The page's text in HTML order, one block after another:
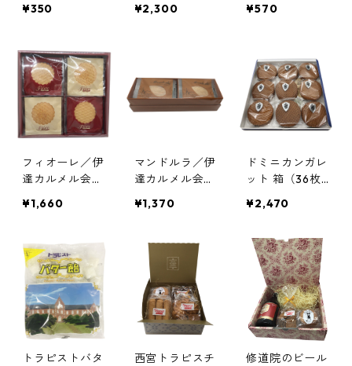
じむ）トラピス
¥350
トラピスチヌ修
¥2,300
道院
¥570
フィオーレ／伊
達カルメル会修
¥1,660
マンドルラ／伊
達カルメル会修
¥1,370
ドミニカンガレ
ット 箱（36枚
ドミニコ会 聖
¥2,470
トラピストバタ
西宮トラピスチ
修道院のビール